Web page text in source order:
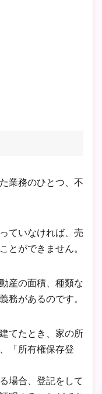
業務のひとつ、不
ていなければ、売
とができません。
産の面積、種類な
務があるのです。
てたとき、家の所
「所有権保存登
場合、登記をして